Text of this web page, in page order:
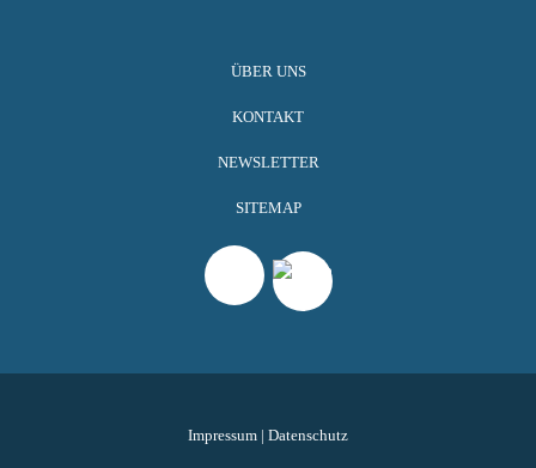
ÜBER UNS
KONTAKT
NEWSLETTER
SITEMAP
Impressum | Datenschutz